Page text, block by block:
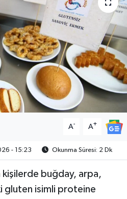
A- A+
- 15:23 Okunma Süresi: 2 Dk
kişilerde buğday, arpa,
gluten isimli proteine